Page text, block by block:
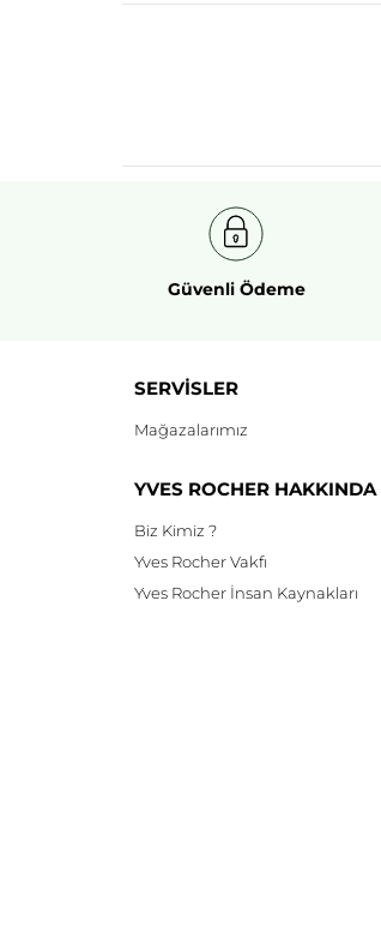
Güvenli Ödeme
SERVİSLER
Mağazalarımız
YVES ROCHER HAKKINDA
Biz Kimiz ?
Yves Rocher Vakfı
Yves Rocher İnsan Kaynakları